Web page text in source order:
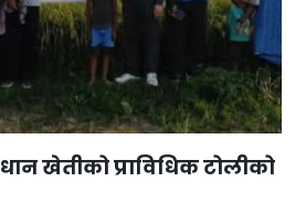
खेतीको प्राविधिक टोलीको